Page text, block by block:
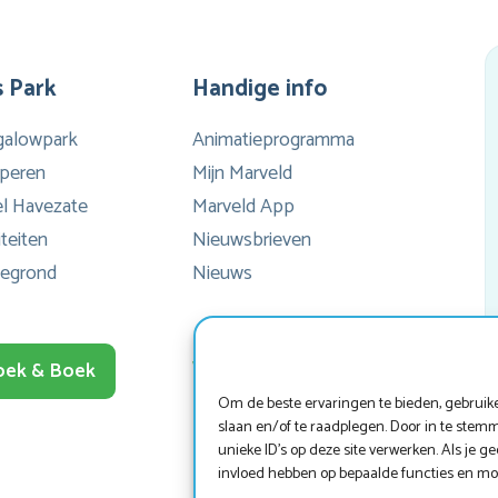
Om de beste ervaringen te bieden,
slaan en/of te raadplegen. Door in te
unieke ID's op deze site verwerken. Als je
invloed hebben op bepaalde functies en
Park
Havezate
Handige info
Animatieprogramma
Mijn Marveld
Marveld App
Nieuwsbrieven
Nieuws
& Boek Werken bij Marveld?